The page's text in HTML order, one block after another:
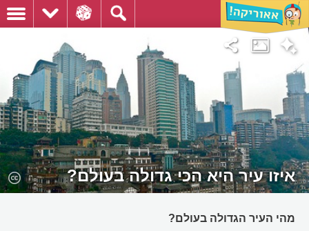
איזו עיר היא הכי גדולה בעולם?
מהי העיר הגדולה בעולם?